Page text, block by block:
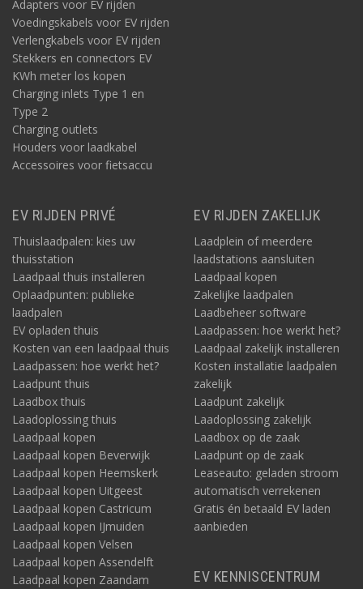
Adapters voor EV rijden
Voedingskabels voor EV rijden
Verlengkabels voor EV rijden
Stekkers en connectors EV
KWh meter los kopen
Charging inlets Type 1 en
Type 2
Charging outlets
Houders voor laadkabel
Accessoires voor fietsaccu
EV RIJDEN PRIVÉ
Thuislaadpalen: kies uw
thuisstation
Laadpaal thuis installeren
Oplaadpunten: publieke
laadpalen
EV opladen thuis
Kosten van een laadpaal thuis
Laadpassen: hoe werkt het?
Laadpunt thuis
Laadbox thuis
Laadoplossing thuis
Laadpaal kopen
Laadpaal kopen Beverwijk
Laadpaal kopen Heemskerk
Laadpaal kopen Uitgeest
Laadpaal kopen Castricum
Laadpaal kopen IJmuiden
Laadpaal kopen Velsen
Laadpaal kopen Assendelft
Laadpaal kopen Zaandam
EV RIJDEN ZAKELIJK
Laadplein of meerdere
laadstations aansluiten
Laadpaal kopen
Zakelijke laadpalen
Laadbeheer software
Laadpassen: hoe werkt het?
Laadpaal zakelijk installeren
Kosten installatie laadpalen
zakelijk
Laadpunt zakelijk
Laadoplossing zakelijk
Laadbox op de zaak
Laadpunt op de zaak
Leaseauto: geladen stroom
automatisch verrekenen
Gratis én betaald EV laden
aanbieden
EV KENNISCENTRUM